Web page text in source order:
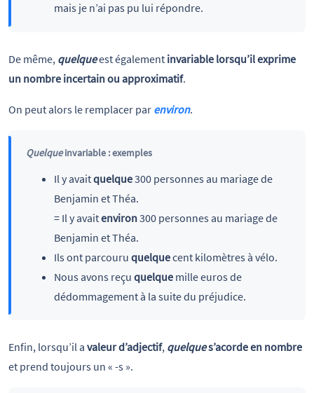
mais je n’ai pas pu lui répondre.
De même, quelqueest également invariable lorsqu’il exprime
un nombre incertain ou approximatif.
On peut alors le remplacer par environ.
Quelqueinvariable : exemples
Il y avaitquelque300 personnes au mariage de
Benjamin et Théa.
= Il y avaitenviron300 personnes au mariage de
Benjamin et Théa.
Ils ont parcouru quelquecent kilomètres à vélo.
Nous avons reçu quelquemille euros de
dédommagement à la suite du préjudice.
Enfin, lorsqu’il a valeur d’adjectif, quelques’acorde en nombre
et prend toujours un « -s ».